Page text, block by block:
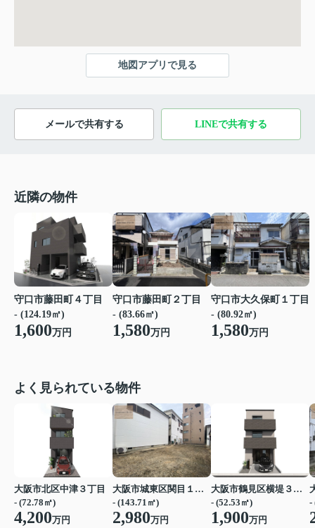
地図アプリで見る
メールで共有する LINEで共有する
近隣の物件
守口市藤田町４丁目
- (124.19㎡)
1,600万円
守口市藤田町２丁目
- (83.66㎡)
1,580万円
守口市大久保町１丁目
- (80.92㎡)
1,580万円
よく見られている物件
大阪市北区中津３丁目
- (72.78㎡)
4,200万円
大阪市城東区関目１丁目
- (143.71㎡)
2,980万円
大阪市鶴見区横堤３丁目
- (52.53㎡)
1,900万円
-